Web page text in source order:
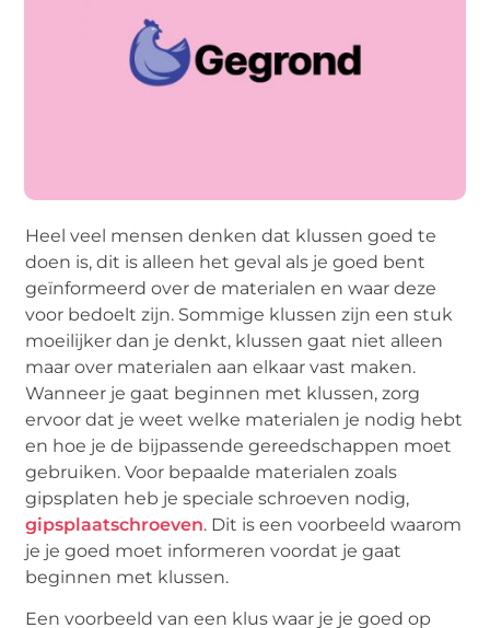
Heel veel mensen denken dat klussen goed te
doen is, dit is alleen het geval als je goed bent
geïnformeerd over de materialen en waar deze
voor bedoelt zijn. Sommige klussen zijn een stuk
moeilijker dan je denkt, klussen gaat niet alleen
maar over materialen aan elkaar vast maken.
Wanneer je gaat beginnen met klussen, zorg
ervoor dat je weet welke materialen je nodig hebt
en hoe je de bijpassende gereedschappen moet
gebruiken. Voor bepaalde materialen zoals
gipsplaten heb je speciale schroeven nodig,
gipsplaatschroeven. Dit is een voorbeeld waarom
je je goed moet informeren voordat je gaat
beginnen met klussen.
Een voorbeeld van een klus waar je je goed op